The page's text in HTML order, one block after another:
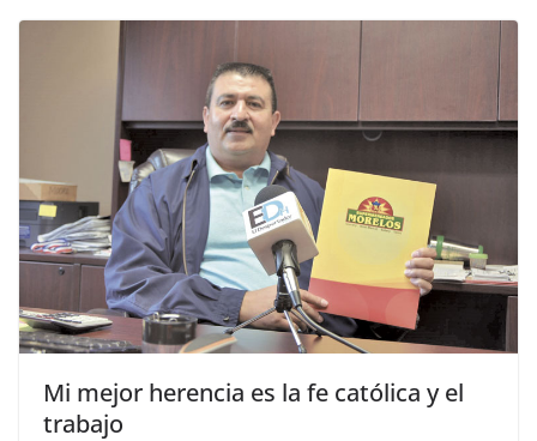
Mi mejor herencia es la fe católica y el
trabajo